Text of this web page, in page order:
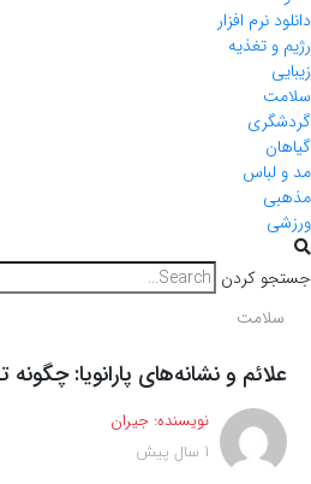
دانلود نرم افزار
رژیم و تغذیه
زیبایی
سلامت
گردشگری
گیاهان
مد و لباس
مذهبی
ورزشی
جستجو کردن
سلامت
علائم و نشانه‌های پارانویا:
نویسنده: جیران
1 سال پیش